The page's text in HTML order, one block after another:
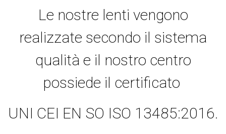
Le nostre lenti vengono
realizzate secondo il sistema
qualità e il nostro centro
possiede il certificato
UNI CEI EN SO ISO 13485:2016.